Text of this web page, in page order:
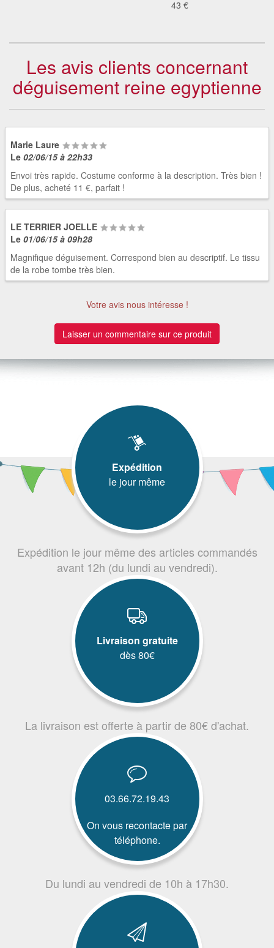
43 €
Les avis clients concernant
déguisement reine egyptienne
Marie Laure
Le 02/06/15 à 22h33
Envoi très rapide. Costume conforme à la description. Très bien !
De plus, acheté 11 €, parfait !
LE TERRIER JOELLE
Le 01/06/15 à 09h28
Magnifique déguisement. Correspond bien au descriptif. Le tissu
de la robe tombe très bien.
Votre avis nous intéresse !
Laisser un commentaire sur ce produit
Expédition
le jour même
Expédition le jour même des articles commandés
avant 12h (du lundi au vendredi).
Livraison gratuite
dès 80€
La livraison est offerte à partir de 80€ d'achat.
03.66.72.19.43
On vous recontacte par
téléphone.
Du lundi au vendredi de 10h à 17h30.